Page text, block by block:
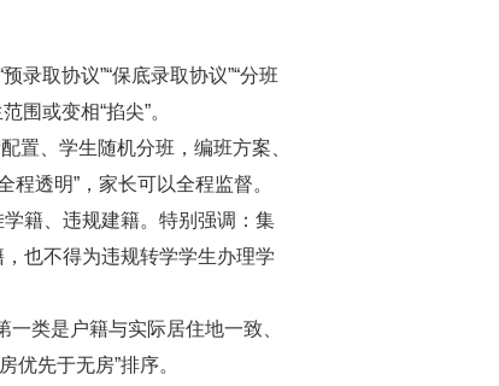
取协议”“保底录取协议”“分班
围或变相“掐尖”。
置、学生随机分班，编班方案、
透明”，家长可以全程监督。
籍、违规建籍。特别强调：集
也不得为违规转学学生办理学
类是户籍与实际居住地一致、
先于无房”排序。